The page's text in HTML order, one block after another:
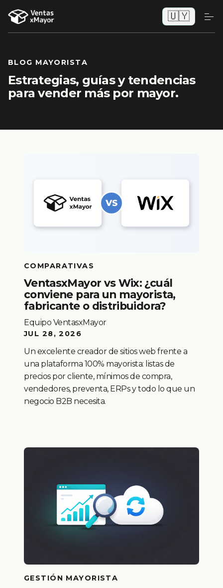
🇺🇾
BLOG MAYORISTA
Estrategias, guías y tendencias
para vender más por mayor.
COMPARATIVAS
VentasxMayor vs Wix: ¿cuál
conviene para un mayorista,
fabricante o distribuidora?
Equipo VentasxMayor
JUL 28, 2026
Un excelente creador de sitios web frente a
una plataforma 100% mayorista: listas de
precios por cliente, mínimos de compra,
vendedores, preventa, ERPs y todo lo que un
negocio B2B necesita.
GESTIÓN MAYORISTA